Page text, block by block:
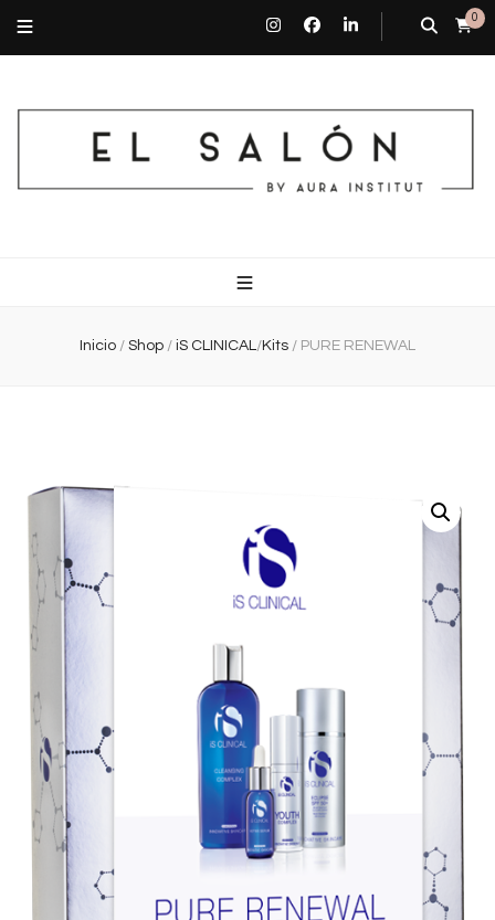
0
Inicio / Shop / iS CLINICAL/Kits / PURE RENEWAL